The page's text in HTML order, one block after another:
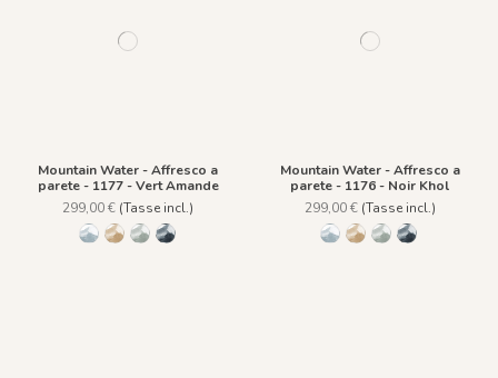
Mountain Water - Affresco a
parete - 1177 - Vert Amande
299,00 € (Tasse incl.)
1169 - Mountain Water
1175 - Jaune Argile
1177 - Vert Amande
1176 - Noir Khol
Mountain Water - Affresco a
parete - 1176 - Noir Khol
299,00 €(Tasse incl.)
1169 - Mountain Water
1175 - Jaune Argile
1177 - Vert
1176 - Noir